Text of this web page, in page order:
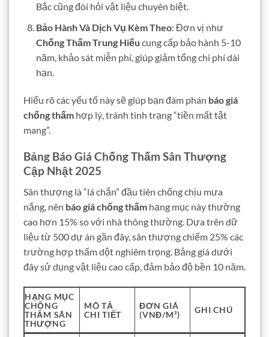
Bắc cũng đòi hỏi vật liệu chuyên biệt.
Bảo Hành Và Dịch Vụ Kèm Theo: Đơn vị như
Chống Thấm Trung Hiếu cung cấp bảo hành 5-10
năm, khảo sát miễn phí, giúp giảm tổng chi phí dài
hạn.
Hiểu rõ các yếu tố này sẽ giúp bạn đàm phán báo giá
chống thấm hợp lý, tránh tình trạng “tiền mất tật
mang”.
Bảng Báo Giá Chống Thấm Sân Thượng
Cập Nhật 2025
Sân thượng là “lá chắn” đầu tiên chống chịu mưa
nắng, nên báo giá chống thấm hạng mục này thường
cao hơn 15% so với nhà thông thường. Dựa trên dữ
liệu từ 500 dự án gần đây, sân thượng chiếm 25% các
trường hợp thấm dột nghiêm trọng. Bảng giá dưới
đây sử dụng vật liệu cao cấp, đảm bảo độ bền 10 năm.
HẠNG MỤC
CHỐNG
THẤM SÂN
THƯỢNG
MÔ TẢ
CHI TIẾT
ĐƠN GIÁ
(VNĐ/M²)
GHI CHÚ